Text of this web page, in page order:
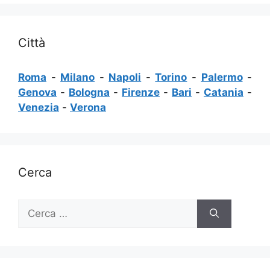
Città
Roma - Milano - Napoli -Torino - Palermo-
Genova - Bologna - Firenze - Bari - Catania -
Venezia - Verona
Cerca
per: